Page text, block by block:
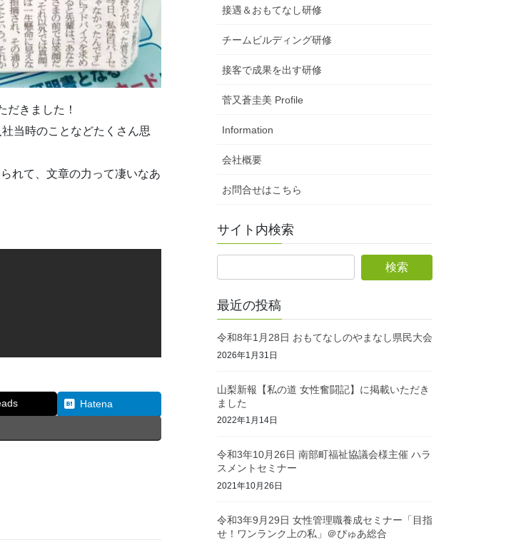
だきました！
当時のことなどたくさん思
れて、文章の力って凄いなあ
Hatena
接遇＆おもてなし研修
チームビルディング研修
接客で成果を出す研修
菅又蒼圭美 Profile
Information
会社概要
お問合せはこちら
サイト内検索
最近の投稿
令和8年1月28日 おもてなしのやまなし県民大会
2026年1月31日
山梨新報【私の道 女性奮闘記】に掲載いただき
ました
2022年1月14日
令和3年10月26日 南部町福祉協議会様主催 ハラ
スメントセミナー
2021年10月26日
令和3年9月29日 女性管理職養成セミナー「目指
せ！ワンランク上の私」＠ぴゅあ総合